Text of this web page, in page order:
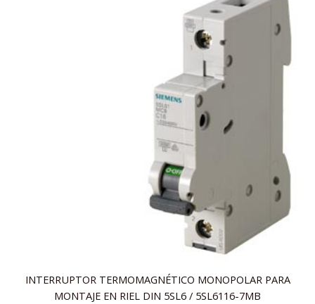
INTERRUPTOR TERMOMAGNÉTICO MONOPOLAR PARA
MONTAJE EN RIEL DIN 5SL6 / 5SL6116-7MB